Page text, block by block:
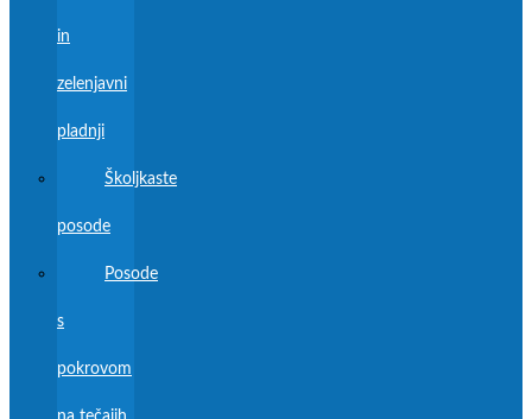
in
zelenjavni
pladnji
Školjkaste
posode
Posode
s
pokrovom